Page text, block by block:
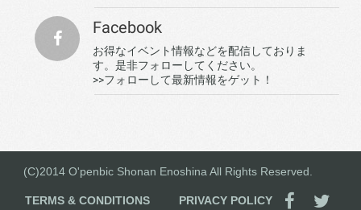
Facebook
お得なイベント情報などを配信しておりま
す。是非フォローしてください。
>>フォローして最新情報をゲット！
(C)2014 O'penbic Shonan Enoshina All Rights Reserved.
TERMS & CONDITIONS PRIVACY POLICY